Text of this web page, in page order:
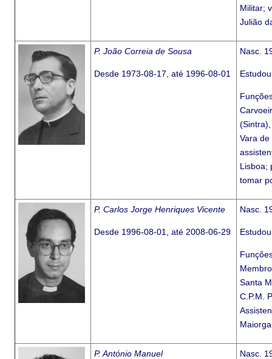
Militar;
Julião
P. João Correia de Sousa
Desde 1973-08-17, até 1996-08-01
Nasc.
Vara
Lisboa;
tomar
P. Carlos Jorge Henriques Vicente
Desde 1996-08-01, até 2008-06-29
Nasc.
Santa
C.P.M.
P. António Manuel Nasc.